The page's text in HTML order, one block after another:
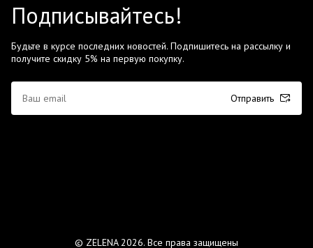
Подписывайтесь!
Будьте в курсе последних новостей. Подпишитесь на рассылку и
получите скидку 5% на первую покупку.
Отправить
© ZELENA 2026. Все права защищены